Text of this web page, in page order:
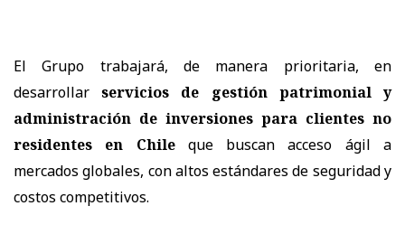
El Grupo trabajará, de manera prioritaria, en
desarrollarservicios de gestión patrimonial y
administración de inversiones para clientes no
residentes en Chileque buscan acceso ágil a
mercados globales, con altos estándares de seguridad y
costos competitivos.